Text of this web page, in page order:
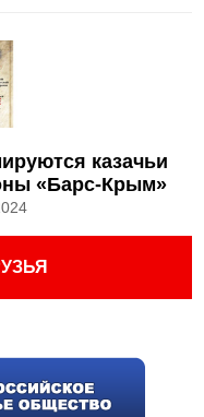
казачьи
«Барс-Крым»